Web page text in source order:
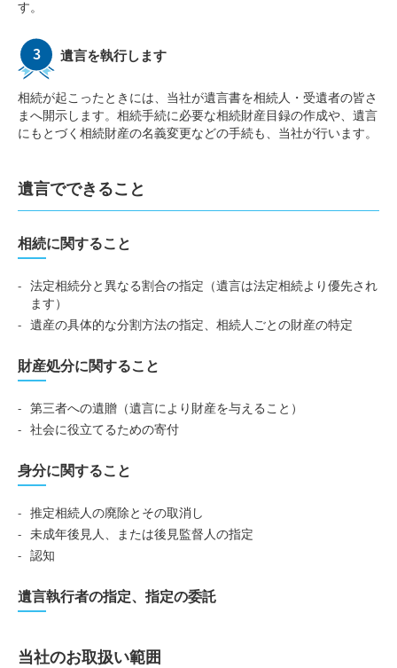
す。
遺言を執行します
相続が起こったときには、当社が遺言書を相続人・受遺者の皆さ
まへ開示します。相続手続に必要な相続財産目録の作成や、遺言
にもとづく相続財産の名義変更などの手続も、当社が行います。
遺言でできること
相続に関すること
法定相続分と異なる割合の指定（遺言は法定相続より優先され
ます）
遺産の具体的な分割方法の指定、相続人ごとの財産の特定
財産処分に関すること
第三者への遺贈（遺言により財産を与えること）
社会に役立てるための寄付
身分に関すること
推定相続人の廃除とその取消し
未成年後見人、または後見監督人の指定
認知
遺言執行者の指定、指定の委託
当社のお取扱い範囲